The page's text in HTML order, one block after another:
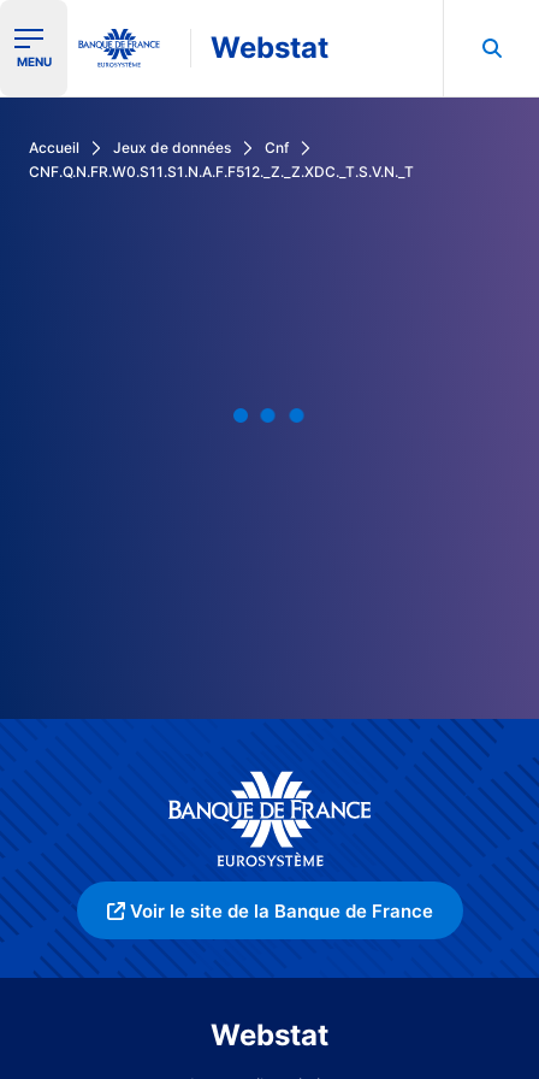
Ouvrir le menu de navigation
MENU Webstat
Accueil Jeux de données
Cnf
CNF.Q.N.FR.W0.S11.S1.N.A.F.F512._Z._Z.XDC._T.S.V.N._T
Voir le site de la Banque de France
Webstat